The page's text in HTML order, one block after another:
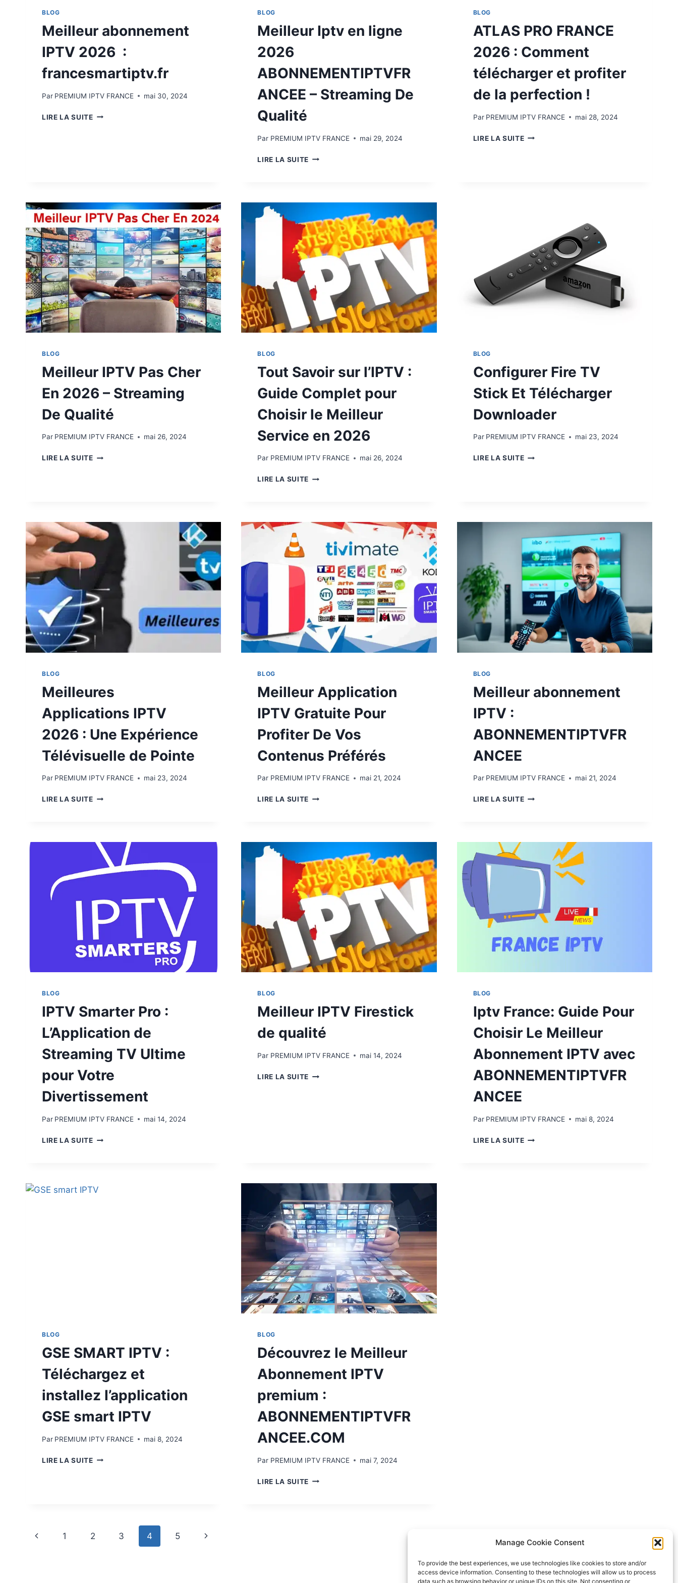
Manage Cookie Consent
To provide the best experiences, we use technologies like cookies to store and/or
access device information. Consenting to these technologies will allow us to process
data such as browsing behavior or unique IDs on this site. Not consenting or
BLOG
Meilleur abonnement
IPTV 2026 :
francesmartiptv.fr
Par PREMIUM IPTV FRANCE mai 30, 2024
LIRE LA SUITE
BLOG
Meilleur Iptv en ligne
2026
ABONNEMENTIPTVFR
ANCEE – Streaming De
Qualité
Par PREMIUM IPTV FRANCE mai 29, 2024
LIRE LA SUITE
BLOG
ATLAS PRO FRANCE
2026 : Comment
télécharger et profiter
de la perfection !
Par PREMIUM IPTV FRANCE mai 28, 2024
LIRE LA SUITE
BLOG
Meilleur IPTV Pas Cher
En 2026 – Streaming
De Qualité
Par PREMIUM IPTV FRANCE mai 26, 2024
LIRE LA SUITE
BLOG
Tout Savoir sur l’IPTV :
Guide Complet pour
Choisir le Meilleur
Service en 2026
Par PREMIUM IPTV FRANCE mai 26, 2024
LIRE LA SUITE
BLOG
Configurer Fire TV
Stick Et Télécharger
Downloader
Par PREMIUM IPTV FRANCE mai 23, 2024
LIRE LA SUITE
BLOG
Meilleures
Applications IPTV
2026 : Une Expérience
Télévisuelle de Pointe
Par PREMIUM IPTV FRANCE mai 23, 2024
LIRE LA SUITE
BLOG
Meilleur Application
IPTV Gratuite Pour
Profiter De Vos
Contenus Préférés
Par PREMIUM IPTV FRANCE mai 21, 2024
LIRE LA SUITE
BLOG
Meilleur abonnement
IPTV :
ABONNEMENTIPTVFR
ANCEE
Par PREMIUM IPTV FRANCE mai 21, 2024
LIRE LA SUITE
BLOG
IPTV Smarter Pro :
L’Application de
Streaming TV Ultime
pour Votre
Divertissement
Par PREMIUM IPTV FRANCE mai 14, 2024
LIRE LA SUITE
BLOG
Meilleur IPTV Firestick
de qualité
Par PREMIUM IPTV FRANCE mai 14, 2024
LIRE LA SUITE
BLOG
Iptv France: Guide Pour
Choisir Le Meilleur
Abonnement IPTV avec
ABONNEMENTIPTVFR
ANCEE
Par PREMIUM IPTV FRANCE mai 8, 2024
LIRE LA SUITE
BLOG
GSE SMART IPTV :
Téléchargez et
installez l’application
GSE smart IPTV
Par PREMIUM IPTV FRANCE mai 8, 2024
LIRE LA SUITE
BLOG
Découvrez le Meilleur
Abonnement IPTV
premium :
ABONNEMENTIPTVFR
ANCEE.COM
Par PREMIUM IPTV FRANCE mai 7, 2024
LIRE LA SUITE
1 2 3 4 5